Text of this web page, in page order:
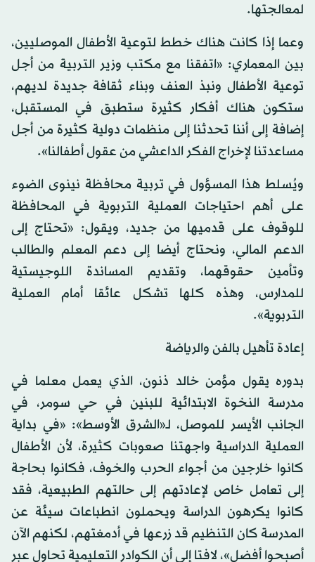
لمعالجتها.
وعما إذا كانت هناك خطط لتوعية الأطفال الموصليين،
بين المعماري: «اتفقنا مع مكتب وزير التربية من أجل
توعية الأطفال ونبذ العنف وبناء ثقافة جديدة لديهم،
ستكون هناك أفكار كثيرة ستطبق في المستقبل،
إضافة إلى أننا تحدثنا إلى منظمات دولية كثيرة من أجل
مساعدتنا لإخراج الفكر الداعشي من عقول أطفالنا».
ويُسلط هذا المسؤول في تربية محافظة نينوى الضوء
على أهم احتياجات العملية التربوية في المحافظة
للوقوف على قدميها من جديد، ويقول: «تحتاج إلى
الدعم المالي، ونحتاج أيضا إلى دعم المعلم والطالب
وتأمين حقوقهما، وتقديم المساندة اللوجيستية
للمدارس، وهذه كلها تشكل عائقا أمام العملية
التربوية».
إعادة تأهيل بالفن والرياضة
بدوره يقول مؤمن خالد ذنون، الذي يعمل معلما في
مدرسة النخوة الابتدائية للبنين في حي سومر، في
الجانب الأيسر للموصل، لـ«الشرق الأوسط»: «في بداية
العملية الدراسية واجهتنا صعوبات كثيرة، لأن الأطفال
كانوا خارجين من أجواء الحرب والخوف، فكانوا بحاجة
إلى تعامل خاص لإعادتهم إلى حالتهم الطبيعية، فقد
كانوا يكرهون الدراسة ويحملون انطباعات سيئة عن
المدرسة كان التنظيم قد زرعها في أدمغتهم، لكنهم الآن
أصبحوا أفضل»، لافتا إلى أن الكوادر التعليمية تحاول عبر